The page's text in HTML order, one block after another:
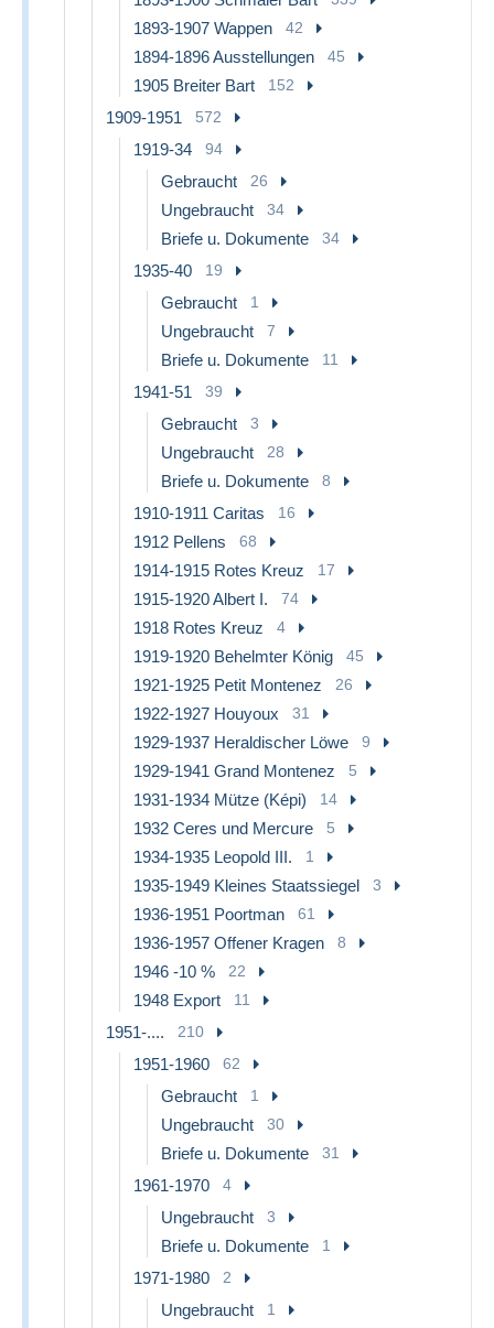
1893-1907 Wappen 42
1894-1896 Ausstellungen 45
1905 Breiter Bart 152
1909-1951 572
1919-34 94
Gebraucht 26
Ungebraucht 34
Briefe u. Dokumente 34
1935-40 19
Gebraucht 1
Ungebraucht 7
Briefe u. Dokumente 11
1941-51 39
Gebraucht 3
Ungebraucht 28
Briefe u. Dokumente 8
1910-1911 Caritas 16
1912 Pellens 68
1914-1915 Rotes Kreuz 17
1915-1920 Albert I. 74
1918 Rotes Kreuz 4
1919-1920 Behelmter König 45
1921-1925 Petit Montenez 26
1922-1927 Houyoux 31
1929-1937 Heraldischer Löwe 9
1929-1941 Grand Montenez 5
1931-1934 Mütze (Képi) 14
1932 Ceres und Mercure 5
1934-1935 Leopold III. 1
1935-1949 Kleines Staatssiegel 3
1936-1951 Poortman 61
1936-1957 Offener Kragen 8
1946 -10 % 22
1948 Export 11
1951-.... 210
1951-1960 62
Gebraucht 1
Ungebraucht 30
Briefe u. Dokumente 31
1961-1970 4
Ungebraucht 3
Briefe u. Dokumente 1
1971-1980 2
Ungebraucht 1